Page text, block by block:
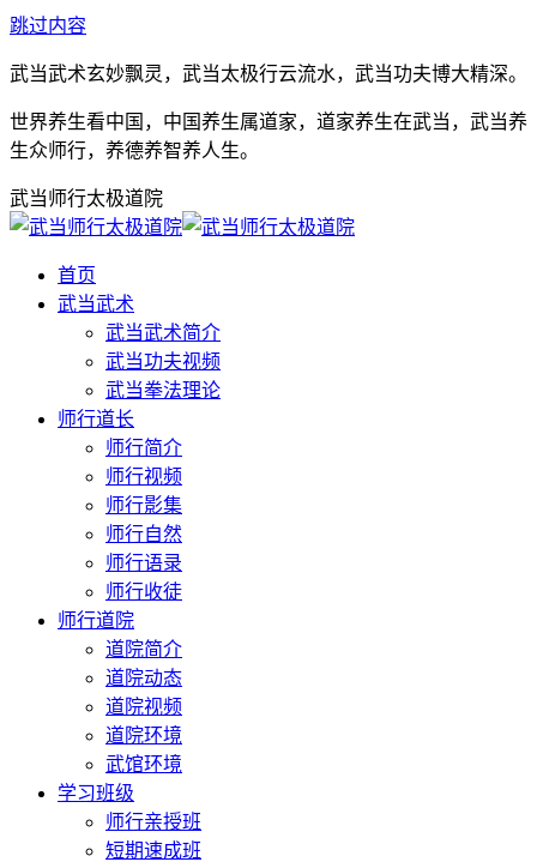
跳过内容
武当武术玄妙飘灵，武当太极行云流水，武当功夫博大精深。
世界养生看中国，中国养生属道家，道家养生在武当，武当养
生众师行，养德养智养人生。
武当师行太极道院
首页
武当武术
武当武术简介
武当功夫视频
武当拳法理论
师行道长
师行简介
师行视频
师行影集
师行自然
师行语录
师行收徒
师行道院
道院简介
道院动态
道院视频
道院环境
武馆环境
学习班级
师行亲授班
短期速成班